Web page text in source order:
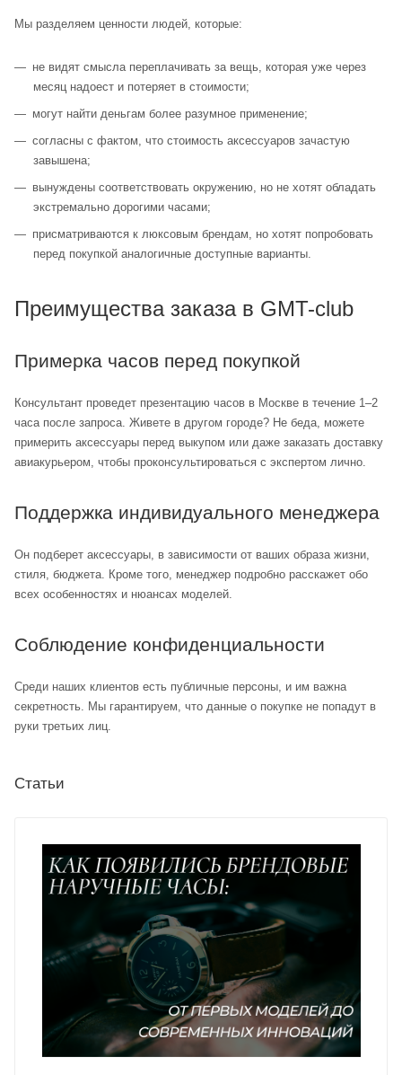
Мы разделяем ценности людей, которые:
не видят смысла переплачивать за вещь, которая уже через
месяц надоест и потеряет в стоимости;
могут найти деньгам более разумное применение;
согласны с фактом, что стоимость аксессуаров зачастую
завышена;
вынуждены соответствовать окружению, но не хотят обладать
экстремально дорогими часами;
присматриваются к люксовым брендам, но хотят попробовать
перед покупкой аналогичные доступные варианты.
Преимущества заказа в GMT-club
Примерка часов перед покупкой
Консультант проведет презентацию часов в Москве в течение 1–2
часа после запроса. Живете в другом городе? Не беда, можете
примерить аксессуары перед выкупом или даже заказать доставку
авиакурьером, чтобы проконсультироваться с экспертом лично.
Поддержка индивидуального менеджера
Он подберет аксессуары, в зависимости от ваших образа жизни,
стиля, бюджета. Кроме того, менеджер подробно расскажет обо
всех особенностях и нюансах моделей.
Соблюдение конфиденциальности
Среди наших клиентов есть публичные персоны, и им важна
секретность. Мы гарантируем, что данные о покупке не попадут в
руки третьих лиц.
Статьи